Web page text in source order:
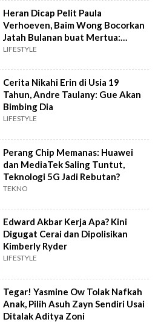
Heran Dicap Pelit Paula
Verhoeven, Baim Wong Bocorkan
Jatah Bulanan buat Mertua:
Melebihi...
LIFESTYLE
Cerita Nikahi Erin di Usia 19
Tahun, Andre Taulany: Gue Akan
Bimbing Dia
LIFESTYLE
Perang Chip Memanas: Huawei
dan MediaTek Saling Tuntut,
Teknologi 5G Jadi Rebutan?
TEKNO
Edward Akbar Kerja Apa? Kini
Digugat Cerai dan Dipolisikan
Kimberly Ryder
LIFESTYLE
Tegar! Yasmine Ow Tolak Nafkah
Anak, Pilih Asuh Zayn Sendiri Usai
Ditalak Aditya Zoni